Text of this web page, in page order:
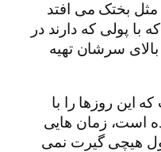
مثل بختک می افتد
با پولی که دارند در
سرشان تهیه
این روزها را با
زمان هایی
هیچی گیرت نمی